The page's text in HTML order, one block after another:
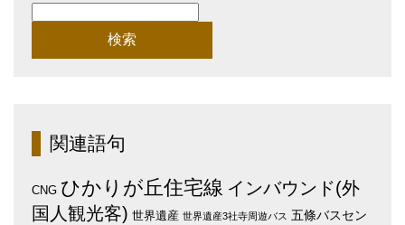
検
索:
関連語句
CNG ひかりが丘住宅線 インバウンド(外
国人観光客) 世界遺産 世界遺産3社寺周遊バス 五條バスセン